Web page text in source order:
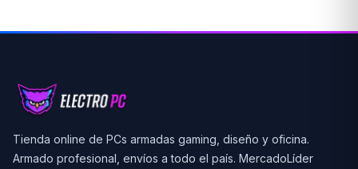
Tienda online de PCs armadas gaming, diseño y oficina.
Armado profesional, envíos a todo el país. MercadoLíder